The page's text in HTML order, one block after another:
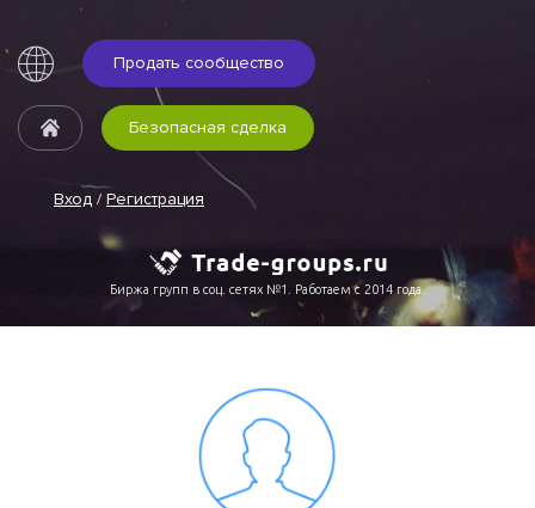
Продать сообщество
Вход / Регистрация
Безопасная сделка
Биржа групп в соц. сетях №1. Работаем с 2014 года.